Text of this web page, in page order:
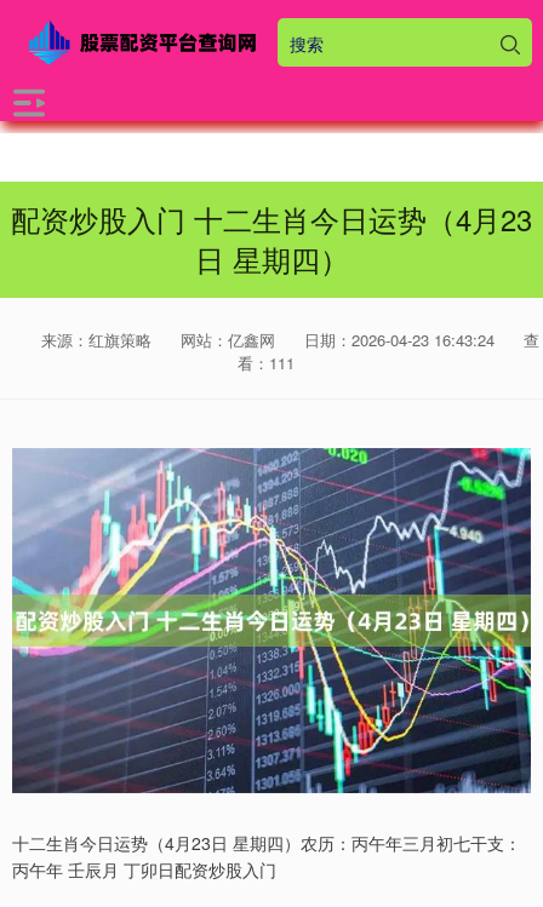
配资炒股入门 十二生肖今日运势（4月23
日 星期四）
来源：红旗策略 网站：亿鑫网 日期：2026-04-23 16:43:24
查
看：111
十二生肖今日运势（4月23日 星期四）农历：丙午年三月初七干支：
丙午年 壬辰月 丁卯日配资炒股入门